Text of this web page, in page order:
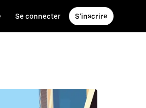
Se connecter S'inscrire